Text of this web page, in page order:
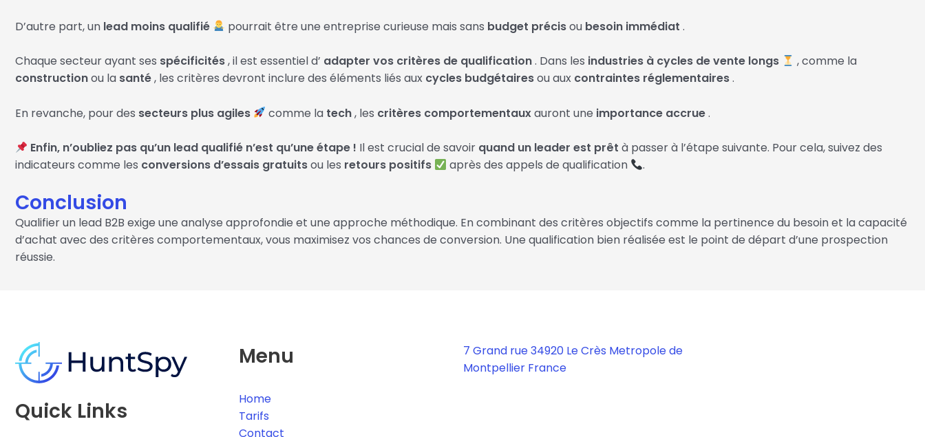
D’autre part, un lead moins qualifié pourrait être une entreprise curieuse mais sans budget précisou besoin immédiat .
Chaque secteur ayant ses spécificités, il est essentiel d’ adapter vos critères de qualification. Dans les industries à cycles de vente longs
, comme la
constructionou la santé, les critères devront inclure des éléments liés aux cycles budgétairesou aux contraintes réglementaires.
En revanche, pour des secteurs plus agiles comme la tech, les critères comportementauxauront une importance accrue.
Enfin, n’oubliez pas qu’un lead qualifié n’est qu’une étape ! Il est crucial de savoir quand un leader est prêt à passer à l’étape suivante. Pour cela, suivez des
indicateurs comme les conversions d’essais gratuitsou les retours positifs après des appels de qualification .
Conclusion
Qualifier un lead B2B exige une analyse approfondie et une approche méthodique. En combinant des critères objectifs comme la pertinence du besoin et la capacité
d’achat avec des critères comportementaux, vous maximisez vos chances de conversion. Une qualification bien réalisée est le point de départ d’une prospection
réussie.
Quick Links
Menu
Home
Tarifs
Contact
7 Grand rue 34920 Le Crès Metropole de
Montpellier France